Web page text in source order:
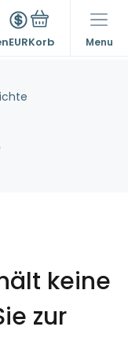
EUR Menu
keine
zur